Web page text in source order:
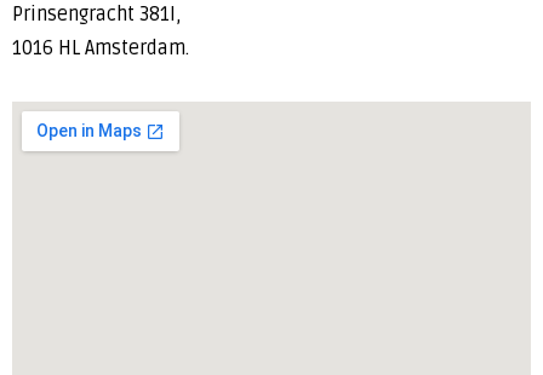
Prinsengracht 381I,
1016 HL Amsterdam.